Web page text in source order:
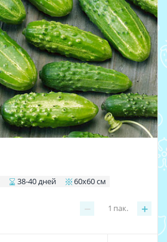
38-40 дней 60х60 см
− +
1 пак.